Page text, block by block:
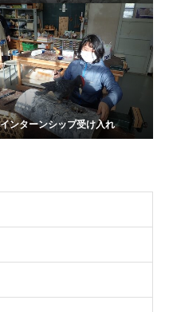
インターンシップ受け入れ